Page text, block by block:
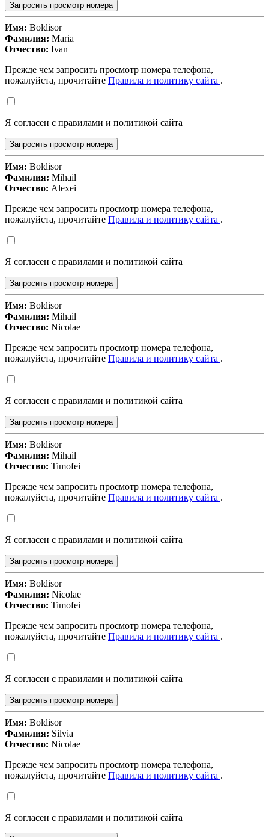
Запросить просмотр номера
Имя: Boldisor
Фамилия: Maria
Отчество: Ivan
Прежде чем запросить просмотр номера телефона,
пожалуйста, прочитайте Правила и политику сайта .
Я согласен с правилами и политикой сайта
Запросить просмотр номера
Имя: Boldisor
Фамилия: Mihail
Отчество: Alexei
Прежде чем запросить просмотр номера телефона,
пожалуйста, прочитайте Правила и политику сайта .
Я согласен с правилами и политикой сайта
Запросить просмотр номера
Имя: Boldisor
Фамилия: Mihail
Отчество: Nicolae
Прежде чем запросить просмотр номера телефона,
пожалуйста, прочитайте Правила и политику сайта .
Я согласен с правилами и политикой сайта
Запросить просмотр номера
Имя: Boldisor
Фамилия: Mihail
Отчество: Timofei
Прежде чем запросить просмотр номера телефона,
пожалуйста, прочитайте Правила и политику сайта .
Я согласен с правилами и политикой сайта
Запросить просмотр номера
Имя: Boldisor
Фамилия: Nicolae
Отчество: Timofei
Прежде чем запросить просмотр номера телефона,
пожалуйста, прочитайте Правила и политику сайта .
Я согласен с правилами и политикой сайта
Запросить просмотр номера
Имя: Boldisor
Фамилия: Silvia
Отчество: Nicolae
Прежде чем запросить просмотр номера телефона,
пожалуйста, прочитайте Правила и политику сайта .
Я согласен с правилами и политикой сайта